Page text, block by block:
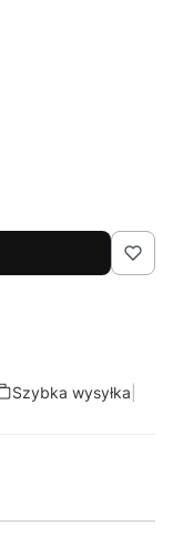
Szybka wysyłka